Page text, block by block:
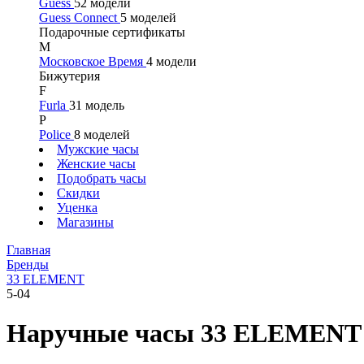
Guess 52 модели
Guess Connect 5 моделей
Подарочные сертификаты
М
Московское Время 4 модели
Бижутерия
F
Furla 31 модель
P
Police 8 моделей
Мужские часы
Женские часы
Подобрать часы
Скидки
Уценка
Магазины
Главная
Бренды
33 ELEMENT
5-04
Наручные часы 33 ELEMENT